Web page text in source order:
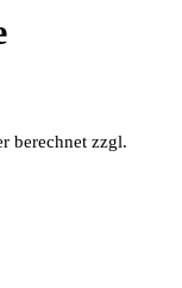
berechnet zzgl.